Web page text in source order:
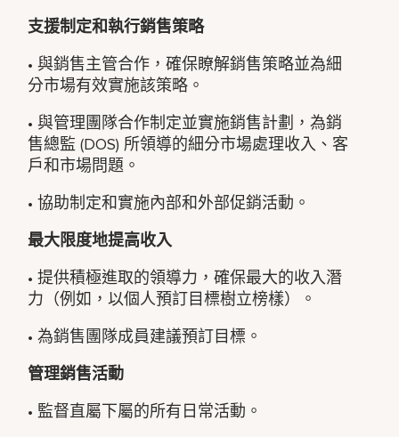
支援制定和執行銷售策略
• 與銷售主管合作，確保瞭解銷售策略並為細
分市場有效實施該策略。
• 與管理團隊合作制定並實施銷售計劃，為銷
售總監 (DOS) 所領導的細分市場處理收入、客
戶和市場問題。
• 協助制定和實施內部和外部促銷活動。
最大限度地提高收入
• 提供積極進取的領導力，確保最大的收入潛
力（例如，以個人預訂目標樹立榜樣）。
• 為銷售團隊成員建議預訂目標。
管理銷售活動
• 監督直屬下屬的所有日常活動。